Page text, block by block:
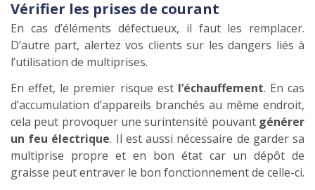
Vérifier les prises de courant
En cas d’éléments défectueux, il faut les remplacer.
D’autre part, alertez vos clients sur les dangers liés à
l’utilisation de multiprises.
En effet, le premier risque est l’échauffement. En cas
d’accumulation d’appareils branchés au même endroit,
cela peut provoquer une surintensité pouvant générer
un feu électrique. Il est aussi nécessaire de garder sa
multiprise propre et en bon état car un dépôt de
graisse peut entraver le bon fonctionnement de celle-ci.